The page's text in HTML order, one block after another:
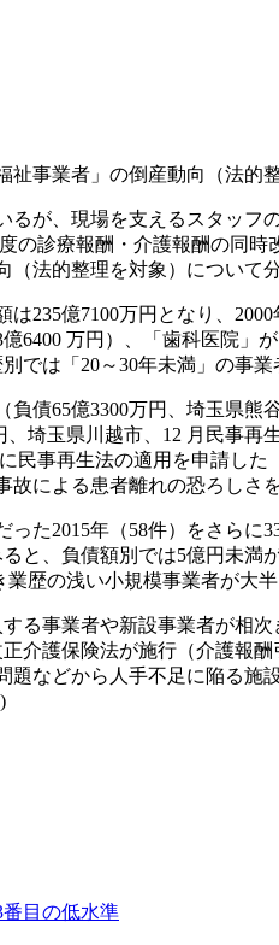
祉事業者」の倒産動向（法的
が、現場を支えるスタッフ
診療報酬・介護報酬の同
法的整理を対象）について分
235億7100万円となり、
万円）、「歯科医院」
では「20～30年未満」の事業
債65億3300万円、埼玉県
埼玉県川越市、12 月民事
民事再生法の適用を申請し
による患者離れの恐ろしさ
た2015年（58件）をさら
と、負債額別では5億円未
歴の浅い小規模事業者が大半
事業者や新設事業者が相
介護保険法が施行（介護報
などから人手不足に陥る施
目の低水準